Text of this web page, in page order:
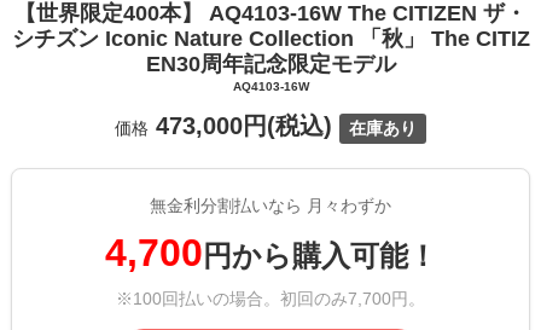
【世界限定400本】 AQ4103-16W The CITIZEN ザ・
シチズン Iconic Nature Collection 「秋」 The CITIZ
EN30周年記念限定モデル
AQ4103-16W
価格 473,000円(税込) 在庫あり
無金利分割払いなら 月々わずか
4,700 円から購入可能！
※100回払いの場合。初回のみ7,700円。